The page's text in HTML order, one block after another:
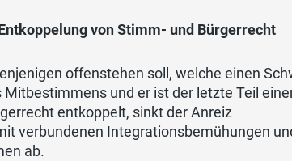
von Stimm- und Bürgerrecht
offenstehen soll, welche einen
und er ist der letzte Teil
entkoppelt, sinkt der Anreiz
verbundenen Integrationsbemühungen
ab.